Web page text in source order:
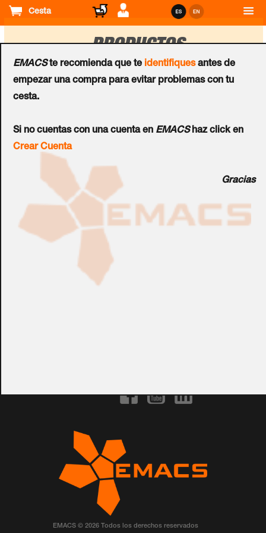
Cesta
EMACSte recomienda que te identifiquesantes de
empezar una compra para evitar problemas con tu
cesta.
Si no cuentas con una cuenta en EMACShaz click en
Crear Cuenta
Gracias
PRODUCTOS
Software
HID® DigitalPersona
Commander
EMACS © 2026 Todos los derechos reservados